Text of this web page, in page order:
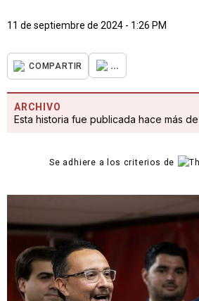
11 de septiembre de 2024 - 1:26 PM
COMPARTIR ...
ARCHIVO
Esta historia fue publicada hace más de
Se adhiere a los criterios de